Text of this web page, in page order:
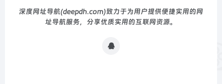
深度网址导航(deepdh.com)致力于为用户提供便捷实用的网
址导航服务，分享优质实用的互联网资源。